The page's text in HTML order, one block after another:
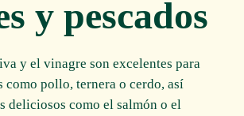
y pescados
y el vinagre son excelentes para
como pollo, ternera o cerdo, así
deliciosos como el salmón o el